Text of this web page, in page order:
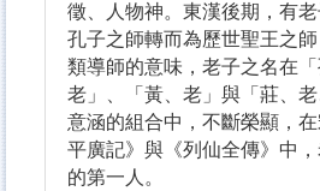
徵、人物神。東漢後期，有
孔子之師轉而為歷世聖王之
類導師的意味，老子之名在「
老」、「黃、老」與「莊、
意涵的組合中，不斷榮顯，
平廣記》與《列仙全傳》中
的第一人。